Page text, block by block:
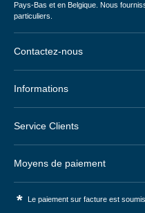
Pays-Bas et en Belgique. Nous
particuliers.
Contactez-nous
Informations
Service Clients
Moyens de paiement
* Le paiement sur facture est